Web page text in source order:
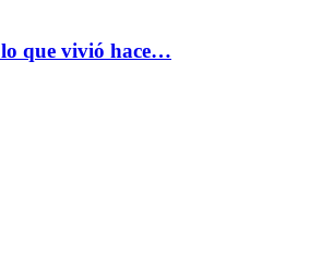
lo que vivió hace…